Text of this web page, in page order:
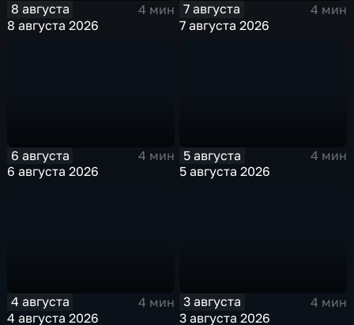
8 августа
4 мин
8 августа 2026
7 августа
4 мин
7 августа 2026
6 августа
4 мин
6 августа 2026
5 августа
4 мин
5 августа 2026
4 августа
4 мин
4 августа 2026
3 августа
4 мин
3 августа 2026